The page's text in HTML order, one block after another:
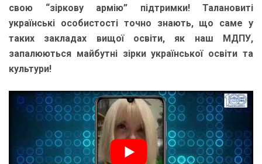
свою “зіркову армію” підтримки! Талановиті
українські особистості точно знають, що саме у
таких закладах вищої освіти, як наш МДПУ,
запалюються майбутні зірки української освіти та
культури!